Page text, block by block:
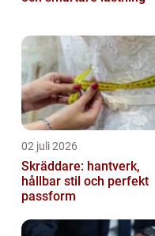
02 juli 2026
Skräddare: hantverk,
hållbar stil och perfekt
passform